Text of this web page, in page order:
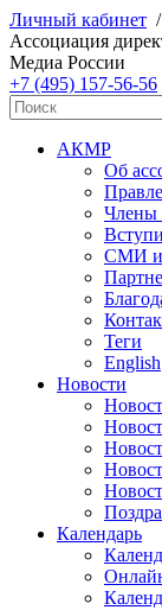
Личный кабинет /
Ассоциация
Медиа России
+7 (495) 157-56-56
АКМР
Об
СМИ и
Теги
English
Новости
Календарь